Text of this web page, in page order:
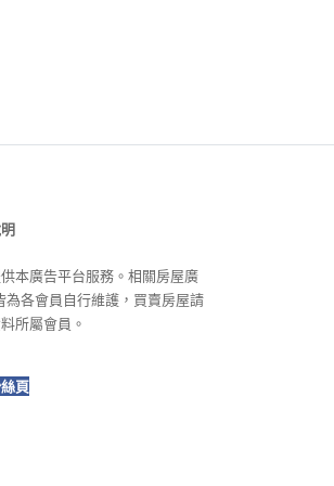
本廣告平台服務。相關房屋廣
為各會員自行維護，買賣房屋請
所屬會員。
頁